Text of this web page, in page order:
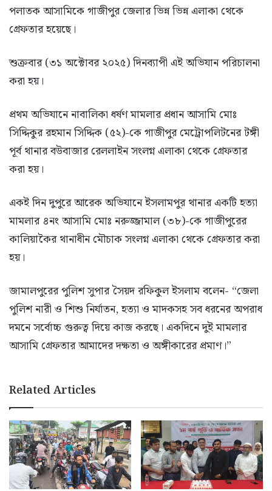
পলাতক আসামিকে গাজীপুর জেলার ভিন্ন ভিন্ন এলাকা থেকে
গ্রেফতার হয়েছে।
শুক্রবার (৩১ অক্টোবর ২০২৫) দিনব্যাপী এই অভিযান পরিচালনা
করা হয়।
প্রথম অভিযানে নাবালিকা ধর্ষণ মামলার প্রধান আসামি মোঃ
সিদ্দিকুর রহমান সিদ্দিক (৫২)-কে গাজীপুর মেট্রোপলিটনের টঙ্গী
পূর্ব থানার বউবাজার রেললাইন সংলগ্ন এলাকা থেকে গ্রেফতার
করা হয়।
একই দিন দুপুরে আরেক অভিযানে ইসলামপুর থানার একটি হত্যা
মামলার ৪নং আসামি মোঃ নরুজ্জামাল (৩৮)-কে গাজীপুরের
কালিয়াকৈর থানাধীন মৌচাক সংলগ্ন এলাকা থেকে গ্রেফতার করা
হয়।
জামালপুরের পুলিশ সুপার সৈয়দ রফিকুল ইসলাম বলেন- “জেলা
পুলিশ নারী ও শিশু নির্যাতন, হত্যা ও মাদকসহ সব ধরনের অপরাধ
দমনে সর্বোচ্চ গুরুত্ব দিয়ে কাজ করছে। একদিনে দুই মামলার
আসামি গ্রেফতার আমাদের দক্ষতা ও অঙ্গীকারের প্রমাণ।”
Related Articles